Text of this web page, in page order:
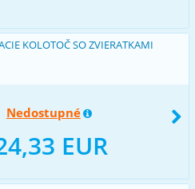
KOLOTOČ SO ZVIERATKAMI
Nedostupné
EUR